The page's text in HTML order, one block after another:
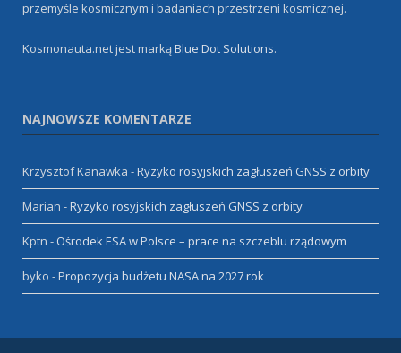
przemyśle kosmicznym i badaniach przestrzeni kosmicznej.
Kosmonauta.net jest markąBlue Dot Solutions.
NAJNOWSZE KOMENTARZE
Krzysztof Kanawka -Ryzyko rosyjskich zagłuszeń GNSS z orbity
Marian -Ryzyko rosyjskich zagłuszeń GNSS z orbity
Kptn - Ośrodek ESA w Polsce – prace na szczeblu rządowym
byko -Propozycja budżetu NASA na 2027 rok